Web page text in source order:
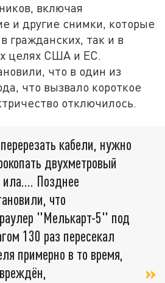
включая
и другие снимки, которые
гражданских, так и в
целях США и ЕС.
что в один из
что вызвало короткое
отключилось.
кабели, нужно
двухметровый
ила…. Позднее
что
"Мелькарт-5" под
130 раз пересекал
примерно в то время,